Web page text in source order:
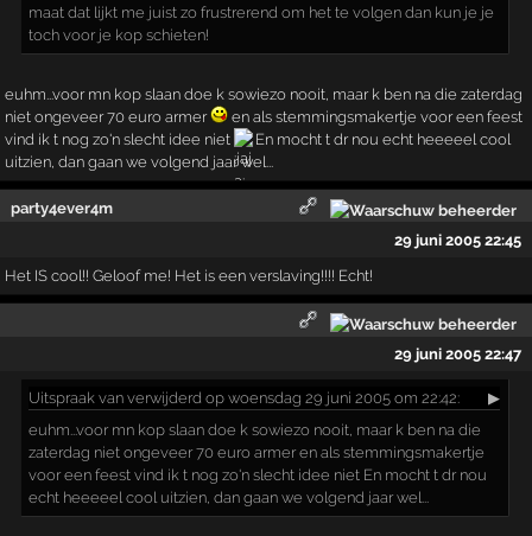
maat dat lijkt me juist zo frustrerend om het te volgen dan kun je je
toch voor je kop schieten!
euhm...voor mn kop slaan doe k sowiezo nooit, maar k ben na die zaterdag
niet ongeveer 70 euro armer
en als stemmingsmakertje voor een feest
vind ik t nog zo'n slecht idee niet
En mocht t dr nou echt heeeeel cool
uitzien, dan gaan we volgend jaar wel...
party4ever4m
29 juni 2005 22:45
Het IS cool!! Geloof me! Het is een verslaving!!!! Echt!
29 juni 2005 22:47
Uitspraak van verwijderd op woensdag 29 juni 2005 om 22:42:
▶
euhm...voor mn kop slaan doe k sowiezo nooit, maar k ben na die
zaterdag niet ongeveer 70 euro armer en als stemmingsmakertje
voor een feest vind ik t nog zo'n slecht idee niet En mocht t dr nou
echt heeeeel cool uitzien, dan gaan we volgend jaar wel...